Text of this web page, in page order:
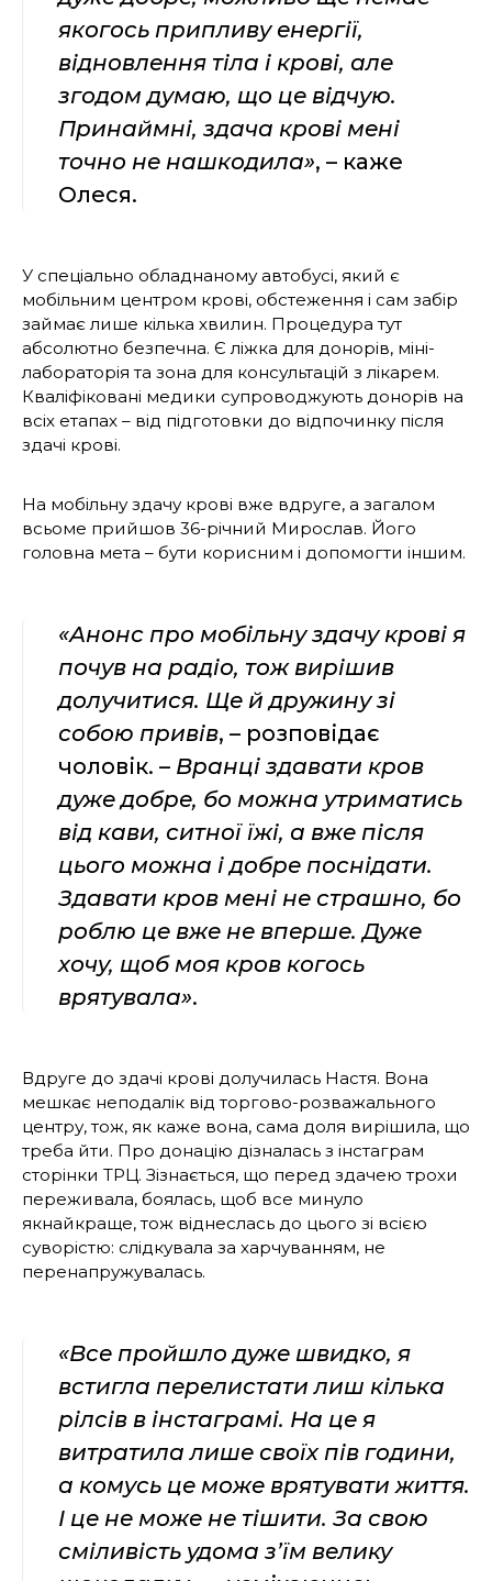
якогось припливу енергії,
відновлення тіла і крові, але
згодом думаю, що це відчую.
Принаймні, здача крові мені
точно не нашкодила», – каже
Олеся.
У спеціально обладнаному автобусі, який є
мобільним центром крові, обстеження і сам забір
займає лише кілька хвилин. Процедура тут
абсолютно безпечна. Є ліжка для донорів, міні-
лабораторія та зона для консультацій з лікарем.
Кваліфіковані медики супроводжують донорів на
всіх етапах – від підготовки до відпочинку після
здачі крові.
На мобільну здачу крові вже вдруге, а загалом
всьоме прийшов 36-річний Мирослав. Його
головна мета – бути корисним і допомогти іншим.
«Анонс про мобільну здачу крові я
почув на радіо, тож вирішив
долучитися. Ще й дружину зі
собою привів, – розповідає
чоловік. – Вранці здавати кров
дуже добре, бо можна утриматись
від кави, ситної їжі, а вже після
цього можна і добре поснідати.
Здавати кров мені не страшно, бо
роблю це вже не вперше. Дуже
хочу, щоб моя кров когось
врятувала».
Вдруге до здачі крові долучилась Настя. Вона
мешкає неподалік від торгово-розважального
центру, тож, як каже вона, сама доля вирішила, що
треба йти. Про донацію дізналась з інстаграм
сторінки ТРЦ. Зізнається, що перед здачею трохи
переживала, боялась, щоб все минуло
якнайкраще, тож віднеслась до цього зі всією
суворістю: слідкувала за харчуванням, не
перенапружувалась.
«Все пройшло дуже швидко, я
встигла перелистати лиш кілька
рілсів в інстаграмі. На це я
витратила лише своїх пів години,
а комусь це може врятувати життя.
І це не може не тішити. За свою
сміливість удома з’їм велику